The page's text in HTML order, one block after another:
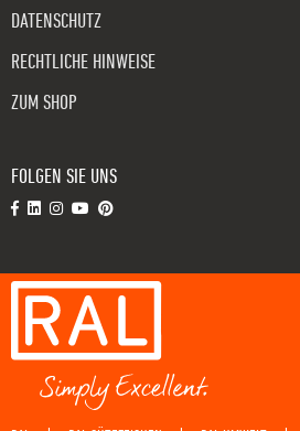
DATENSCHUTZ
RECHTLICHE HINWEISE
ZUM SHOP
FOLGEN SIE UNS